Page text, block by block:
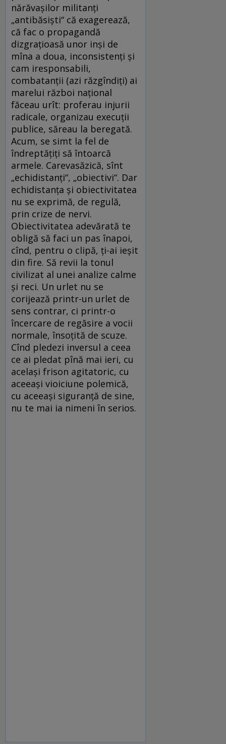
nărăvaşilor militanţi
„antibăsişti“ că exagerează,
că fac o propagandă
dizgraţioasă unor inşi de
mîna a doua, inconsistenţi şi
cam iresponsabili,
combatanţii (azi răzgîndiţi) ai
marelui război naţional
făceau urît: proferau injurii
radicale, organizau execuţii
publice, săreau la beregată.
Acum, se simt la fel de
îndreptăţiţi să întoarcă
armele. Carevasăzică, sînt
„echidistanţi“, „obiectivi“. Dar
echidistanţa şi obiectivitatea
nu se exprimă, de regulă,
prin crize de nervi.
Obiectivitatea adevărată te
obligă să faci un pas înapoi,
cînd, pentru o clipă, ţi-ai ieşit
din fire. Să revii la tonul
civilizat al unei analize calme
şi reci. Un urlet nu se
corijează printr-un urlet de
sens contrar, ci printr-o
încercare de regăsire a vocii
normale, însoţită de scuze.
Cînd pledezi inversul a ceea
ce ai pledat pînă mai ieri, cu
acelaşi frison agitatoric, cu
aceeaşi vioiciune polemică,
cu aceeaşi siguranţă de sine,
nu te mai ia nimeni în serios.